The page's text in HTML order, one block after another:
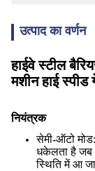
उत्पाद का वर्णन
हाईवे स्टील
मशीन हाई स्पीड
नियंत्रक
सेमी-ऑटो
धकेलता है जब
स्थिति में आ